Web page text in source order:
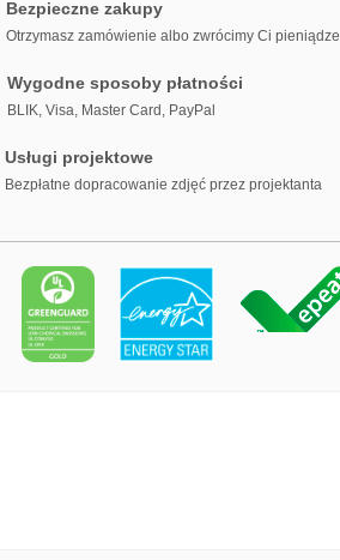
Bezpieczne zakupy
Otrzymasz zamówienie albo zwrócimy Ci pieniądze
Wygodne sposoby płatności
BLIK, Visa, Master Card, PayPal
Usługi projektowe
Bezpłatne dopracowanie zdjęć przez projektanta
KWIATY ŁĄKI